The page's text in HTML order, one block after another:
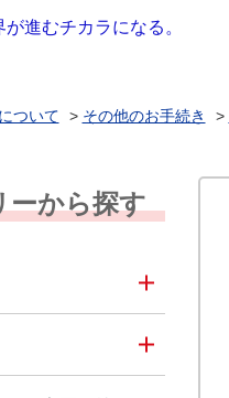
ついて > その他のお手続き >
ーから探す